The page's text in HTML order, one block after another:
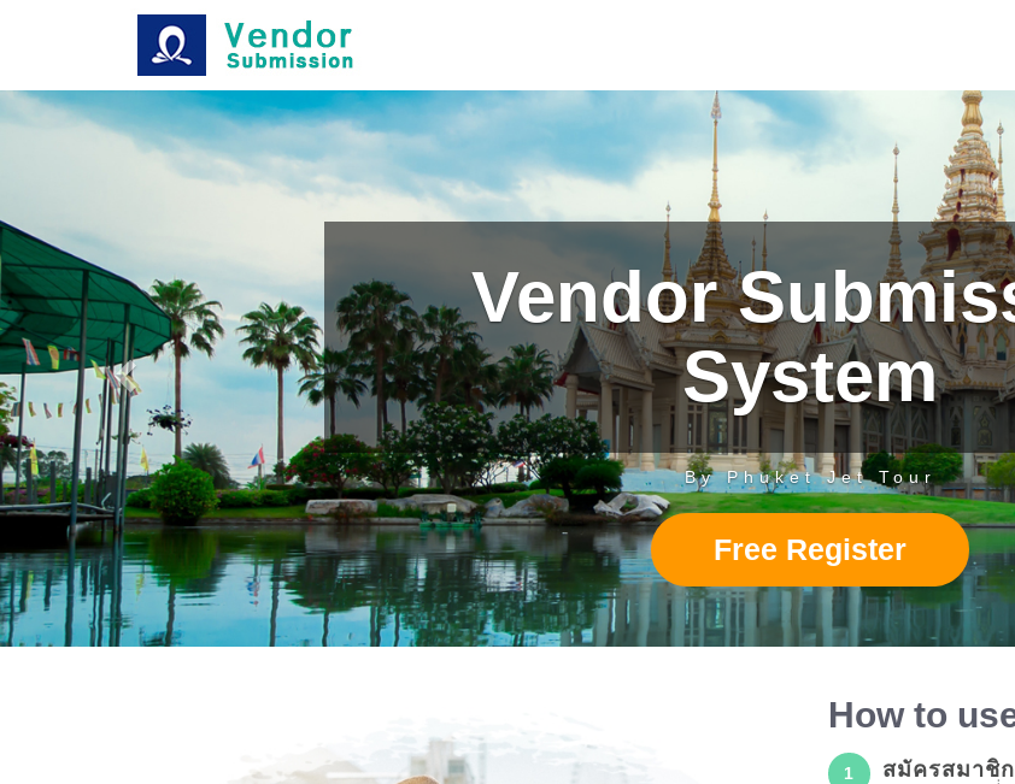
Vendor
System
By Phuket Jet Tour
Free Register
Previous
How to
1 สมัครสมาชิ